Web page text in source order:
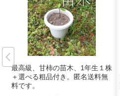
最高級、甘柿の苗木、1年生１株
＋選べる粗品付き。匿名送料無
料です。